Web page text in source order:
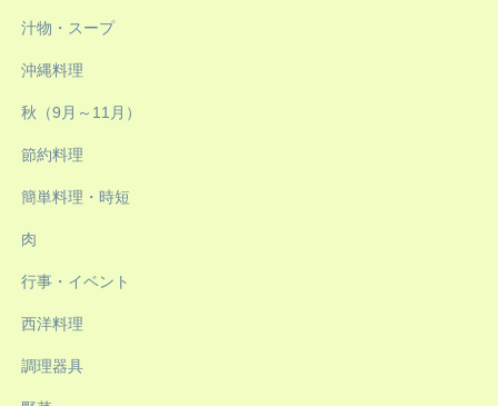
汁物・スープ
沖縄料理
秋（9月～11月）
節約料理
簡単料理・時短
肉
行事・イベント
西洋料理
調理器具